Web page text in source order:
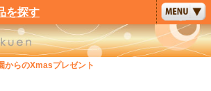
を探す
からのXmasプレゼント